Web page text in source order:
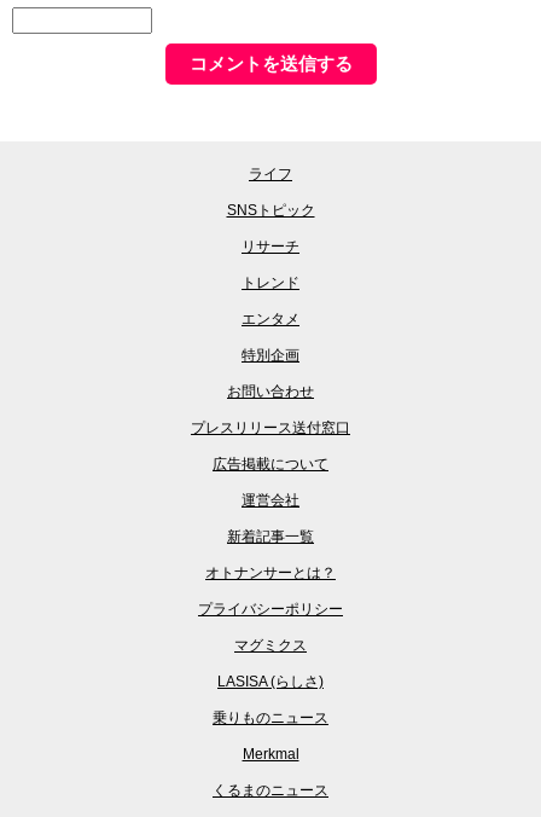
ライフ
SNSトピック
リサーチ
トレンド
エンタメ
特別企画
お問い合わせ
プレスリリース送付窓口
広告掲載について
運営会社
新着記事一覧
オトナンサーとは？
プライバシーポリシー
マグミクス
LASISA (らしさ)
乗りものニュース
Merkmal
くるまのニュース